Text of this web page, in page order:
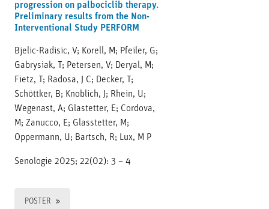
progression on palbociclib therapy.
Preliminary results from the Non-
Interventional Study PERFORM
Bjelic-Radisic, V; Korell, M; Pfeiler, G;
Gabrysiak, T; Petersen, V; Deryal, M;
Fietz, T; Radosa, J C; Decker, T;
Schöttker, B; Knoblich, J; Rhein, U;
Wegenast, A; Glastetter, E; Cordova,
M; Zanucco, E; Glasstetter, M;
Oppermann, U; Bartsch, R; Lux, M P
Senologie 2025; 22(02): 3 – 4
POSTER